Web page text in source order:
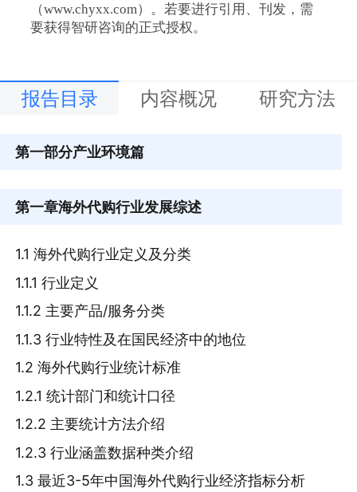
（www.chyxx.com）。若要进行引用、刊发，需
要获得智研咨询的正式授权。
报告目录 内容概况 研究方法
第一部分产业环境篇
第一章海外代购行业发展综述
1.1 海外代购行业定义及分类
1.1.1 行业定义
1.1.2 主要产品/服务分类
1.1.3 行业特性及在国民经济中的地位
1.2 海外代购行业统计标准
1.2.1 统计部门和统计口径
1.2.2 主要统计方法介绍
1.2.3 行业涵盖数据种类介绍
1.3 最近3-5年中国海外代购行业经济指标分析